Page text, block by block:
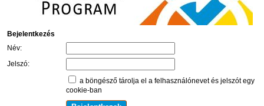
Bejelentkezés
Név:
Jelszó:
a böngésző tárolja el a felhasználónevet és jelszót egy
cookie-ban